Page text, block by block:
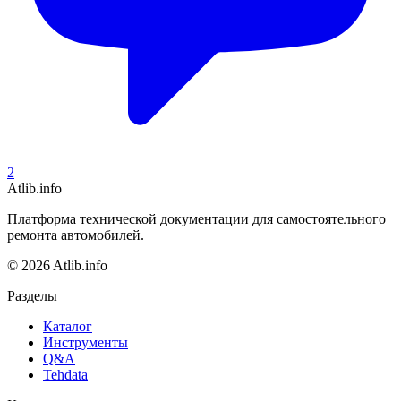
2
Atlib.info
Платформа технической документации для самостоятельного
ремонта автомобилей.
© 2026 Atlib.info
Разделы
Каталог
Инструменты
Q&A
Tehdata